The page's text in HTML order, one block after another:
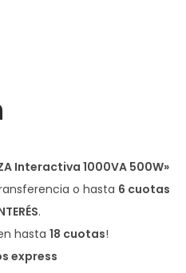
Interactiva 1000VA 500W»
o hasta 6 cuotas
.
hasta 18 cuotas!
express